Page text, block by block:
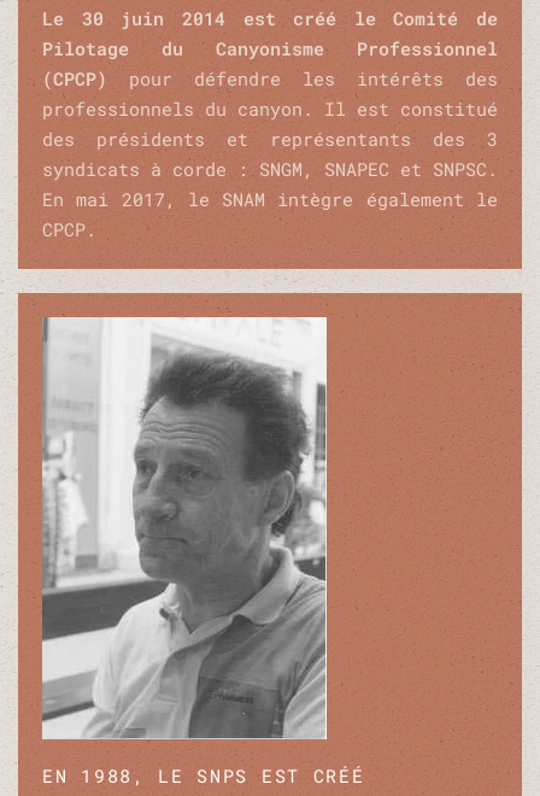
Le 30 juin 2014 est créé le Comité de
Pilotage du Canyonisme Professionnel
(CPCP) pour défendre les intérêts des
professionnels du canyon. Il est constitué
des présidents et représentants des 3
syndicats à corde : SNGM, SNAPEC et SNPSC.
En mai 2017, le SNAM intègre également le
CPCP.
EN 1988, LE SNPS EST CRÉÉ